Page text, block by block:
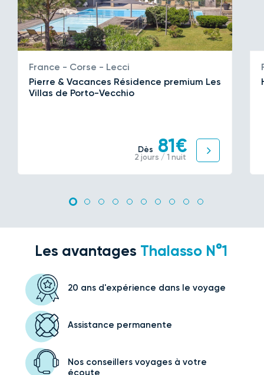
France - Corse - Lecci
Pierre & Vacances Résidence premium Les
Villas de Porto-Vecchio
Dès 81€
2 jours / 1 nuit
Les avantages Thalasso N°1
20 ans d'expérience dans le voyage
Assistance permanente
Nos conseillers voyagesà votre
écoute